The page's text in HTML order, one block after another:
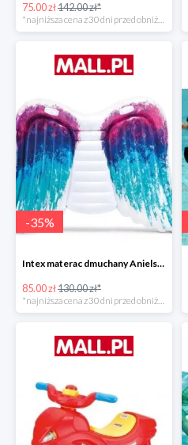
75.00 zł142.00 zł*
*najniższa cena z 30 dni przed obniżką
-35%
Intex materac dmuchany Anielskie skrzydła -34%
85.00 zł130.00 zł*